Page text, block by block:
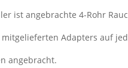
ist angebrachte 4-Rohr
Adapters auf
angebracht.